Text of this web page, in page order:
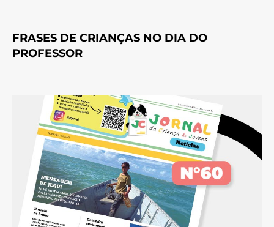
FRASES DE CRIANÇAS NO DIA DO
PROFESSOR